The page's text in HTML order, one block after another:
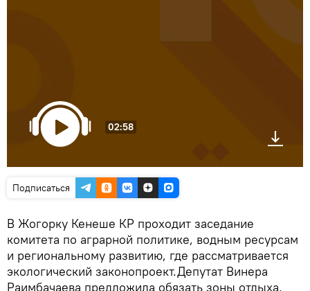
02:58
Подписаться
В Жогорку Кенеше КР проходит заседание
комитета по аграрной политике, водным ресурсам
и региональному развитию, где рассматривается
экологический законопроект.Депутат Винера
Раимбачаева предложила обязать зоны отдыха,